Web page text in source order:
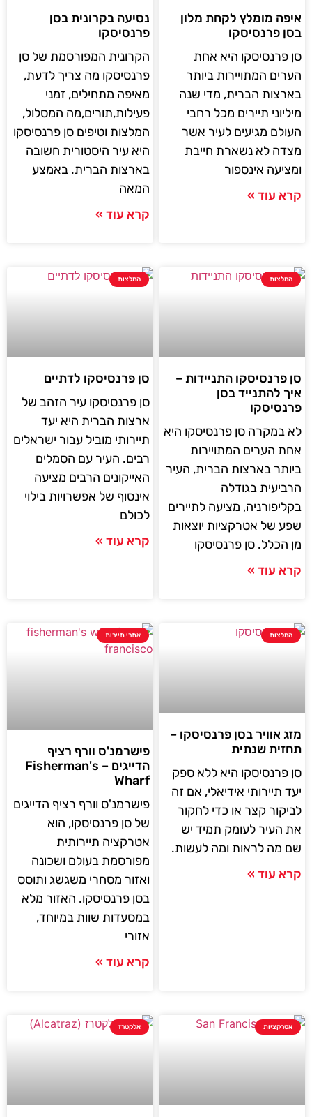
איפה מומלץ לקחת מלון
בסן פרנסיסקו
סן פרנסיסקו היא אחת
הערים המתויירות ביותר
בארצות הברית, מדי שנה
מיליוני תיירים מכל רחבי
העולם מגיעים לעיר אשר
מצדה לא נשארת חייבת
ומציעה אינספור
קרא עוד »
נסיעה בקרונית בסן
פרנסיסקו
הקרונית המפורסמת של סן
פרנסיסקו מה צריך לדעת,
מאיפה מתחילים, זמני
פעילות,תורים,מה המסלול,
המלצות וטיפים סן פרנסיסקו
היא עיר היסטורית חשובה
בארצות הברית. באמצע
המאה
קרא עוד »
המלצות
סן פרנסיסקו התניידות –
איך להתנייד בסן
פרנסיסקו
לא במקרה סן פרנסיסקו היא
אחת הערים המתויירות
ביותר בארצות הברית, העיר
הרביעית בגודלה
בקליפורניה, מציעה לתיירים
שפע של אטרקציות יוצאות
מן הכלל. סן פרנסיסקו
קרא עוד »
המלצות
סן פרנסיסקו לדתיים
סן פרנסיסקו עיר הזהב של
ארצות הברית היא יעד
תיירותי מוביל עבור ישראלים
רבים. העיר עם הסמלים
האייקונים הרבים מציעה
אינסוף של אפשרויות בילוי
לכולם
קרא עוד »
המלצות
מזג אוויר בסן פרנסיסקו –
תחזית שנתית
סן פרנסיסקו היא ללא ספק
יעד תיירותי אידיאלי, אם זה
לביקור קצר או כדי לחקור
את העיר לעומק תמיד יש
שם מה לראות ומה לעשות.
קרא עוד »
אתרי תיירות
פישרמנ'ס וורף רציף
הדייגים – Fisherman's
Wharf
פישרמנ'ס וורף רציף הדייגים
של סן פרנסיסקו, הוא
אטרקציה תיירותית
מפורסמת בעולם ושכונה
ואזור מסחרי משגשג ותוסס
בסן פרנסיסקו. האזור מלא
במסעדות שוות במיוחד,
אזורי
קרא עוד »
אטרקציות אלקטרז